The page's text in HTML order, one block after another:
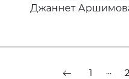
Джаннет Аршимова
1 ... 2